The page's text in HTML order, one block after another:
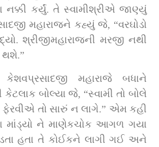
નક્કી કર્યું. તે સ્વામીશ્રીએ જાણ્‍યું
મહારાજને કહ્યું જે, “વરઘોડો
શ્રીજીમહારાજની મરજી નથી
મહારાજે બધાને
કેટલાક બોલ્‍યા જે, “સ્વામી તો બોલે
ફેરવીએ તો સારું ન લાગે.” એમ કહી
માંડ્યો ને માણેકચોક આગળ ગયા
હતા તે કોઈકને લાગી ગઈ અને